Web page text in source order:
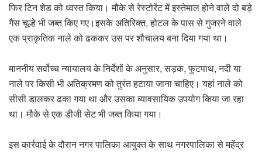
फिर टिन शेड को ध्वस्त किया। मौके से रेस्टोरेंट में इस्तेमाल होने वाले दो बड़े
गैस चूल्हे भी जब्त किए गए।इसके अतिरिक्त, होटल के पास से गुजरने वाले
एक प्राकृतिक नाले को ढककर उस पर शौचालय बना दिया गया था।
माननीय सर्वोच्च न्यायालय के निर्देशों के अनुसार, सड़क, फुटपाथ, नदी या
नाले पर किसी भी अतिक्रमण को तुरंत हटाया जाना चाहिए। यहां नाले को
सीसी डालकर ढका गया था और उसका व्यावसायिक उपयोग किया जा रहा
था। मौके से एक डीजी सेट भी जब्त किया गया।
इस कार्रवाई के दौरान नगर पालिका आयुक्त के साथ नगरपालिका से महेंद्र